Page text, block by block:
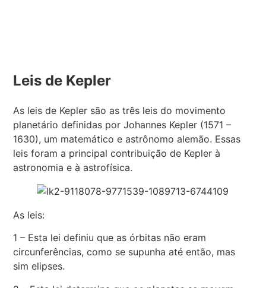
Leis de Kepler
As leis de Kepler são as três leis do movimento
planetário definidas por Johannes Kepler (1571 –
1630), um matemático e astrônomo alemão. Essas
leis foram a principal contribuição de Kepler à
astronomia e à astrofísica.
As leis:
1 – Esta lei definiu que as órbitas não eram
circunferências, como se supunha até então, mas
sim elipses.